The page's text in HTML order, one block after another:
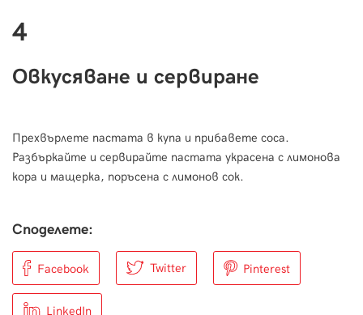
4
Овкусяване и сервиране
Прехвърлете пастата в купа и прибавете соса.
Разбъркайте и сервирайте пастата украсена с лимонова
кора и мащерка, поръсена с лимонов сок.
Споделете:
Facebook Twitter Pinterest
LinkedIn